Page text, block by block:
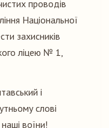
проводів
Національної
захисників
ліцею № 1,
і
слові
воїни!